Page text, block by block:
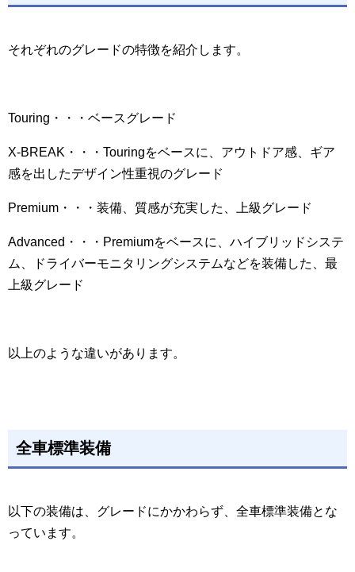
それぞれのグレードの特徴を紹介します。
Touring・・・ベースグレード
X-BREAK・・・Touringをベースに、アウトドア感、ギア
感を出したデザイン性重視のグレード
Premium・・・装備、質感が充実した、上級グレード
Advanced・・・Premiumをベースに、ハイブリッドシステ
ム、ドライバーモニタリングシステムなどを装備した、最
上級グレード
以上のような違いがあります。
全車標準装備
以下の装備は、グレードにかかわらず、全車標準装備とな
っています。